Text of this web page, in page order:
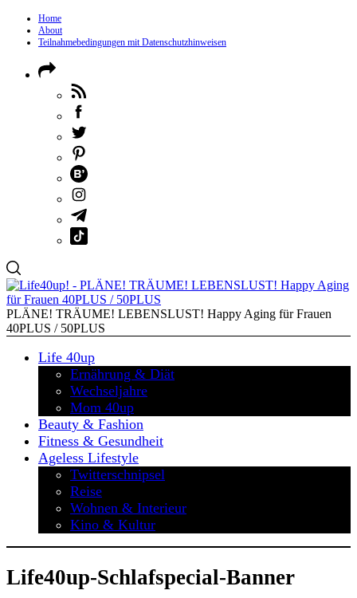
Home
About
Teilnahmebedingungen mit Datenschutzhinweisen
PLÄNE! TRÄUME! LEBENSLUST! Happy Aging für Frauen
40PLUS / 50PLUS
Life 40up
Ernährung & Diät
Wechseljahre
Mom 40up
Beauty & Fashion
Fitness & Gesundheit
Ageless Lifestyle
Twitterschnipsel
Reise
Wohnen & Interieur
Kino & Kultur
Life40up-Schlafspecial-Banner